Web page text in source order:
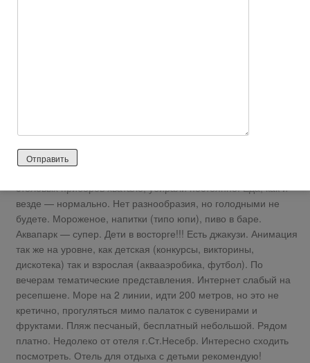
(шампунь, гель-душ, туалетная бумага). Бассейны чистились
столовых приборов хватало, убирали постоянно. Еда, как и
везде — нормально. Нет разнообразия, но голодными не
будете. Мороженое, напитки (типо юпи), пиво в баре.
Аквапарк — супер. Дети в восторге!!! Есть джакузи. Анимация
так же на уровне, как детская (конкурсы, викторины,
дискотека) так и взрослая (аквааэробика, футбол). По
вечерам тематические представления. Интернет слабый на
ресепшене. Море на 2 линии, идти 200 метров, но это не
кретично, прогуляться мимо палаток с сувенирами и
фруктами. Пляж песчаный, бесплатный небольшой. Рядом
платно. Недолеко от отеля г.Ст.Несебр. Интересно сходить
посмотреть. Отель для отдыха с детьми рекомендую!